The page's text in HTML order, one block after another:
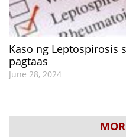
Kaso ng Leptospirosis
pagtaas
June 28, 2024